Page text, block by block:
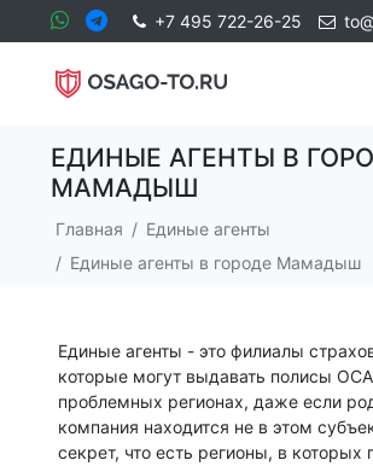
+7 495 722-26-25
ЕДИНЫЕ АГЕНТЫ В
МАМАДЫШ
Главная
Единые агенты
Единые агенты в городе Мамадыш
Единые агенты - это филиалы
которые могут выдавать полисы
проблемных регионах, даже если
компания находится не в этом
секрет, что есть регионы, в которых